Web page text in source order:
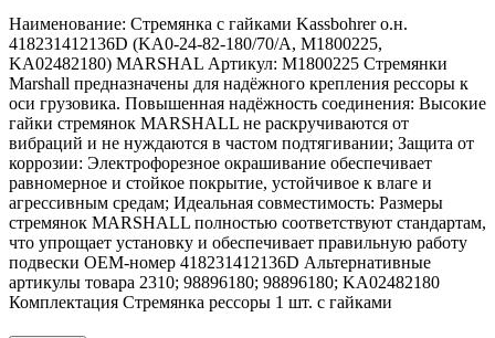
Наименование: Стремянка с гайками Kassbohrer о.н.
418231412136D (KA0-24-82-180/70/A, M1800225,
KA02482180) MARSHAL Артикул: M1800225 Стремянки
Marshall предназначены для надёжного крепления рессоры к
оси грузовика. Повышенная надёжность соединения: Высокие
гайки стремянок MARSHALL не раскручиваются от
вибраций и не нуждаются в частом подтягивании; Защита от
коррозии: Электрофорезное окрашивание обеспечивает
равномерное и стойкое покрытие, устойчивое к влаге и
агрессивным средам; Идеальная совместимость: Размеры
стремянок MARSHALL полностью соответствуют стандартам,
что упрощает установку и обеспечивает правильную работу
подвески OEM-номер 418231412136D Альтернативные
артикулы товара 2310; 98896180; 98896180; KA02482180
Комплектация Стремянка рессоры 1 шт. с гайками